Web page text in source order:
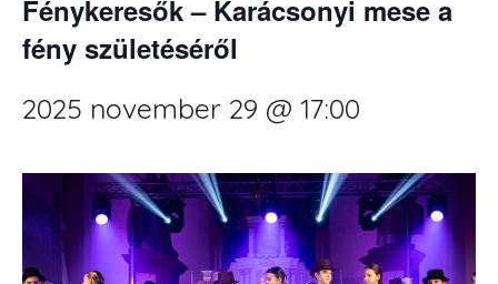
Fénykeresők – Karácsonyi mese a
fény születéséről
2025 november 29 @ 17:00